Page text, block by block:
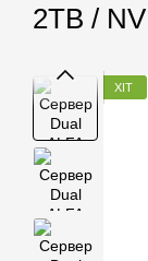
2TB /
ХІТ